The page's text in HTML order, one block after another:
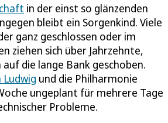
in der einst so glänzenden
bleibt ein Sorgenkind. Viele
ganz geschlossen oder im
ziehen sich über Jahrzehnte,
die lange Bank geschoben.
Ludwig und die Philharmonie
ungeplant für mehrere Tage
Probleme.